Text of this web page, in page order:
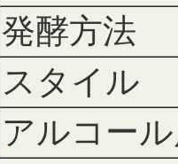
発酵方法
スタイル
アルコー